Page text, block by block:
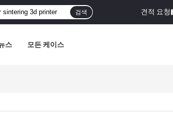
견적 요청
검색
스 모든 케이스